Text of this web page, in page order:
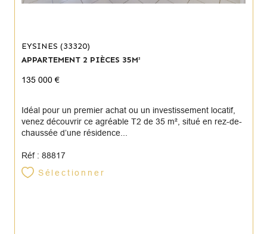
EYSINES (33320)
APPARTEMENT 2 PIÈCES 35M²
135 000 €
Idéal pour un premier achat ou un investissement locatif,
venez découvrir ce agréable T2 de 35 m², situé en rez-de-
chaussée d’une résidence...
Réf : 88817
Sélectionner